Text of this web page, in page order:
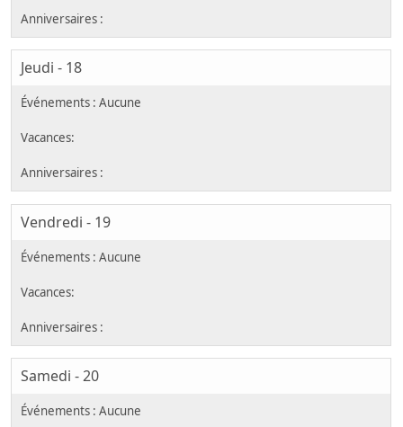
Jeudi - 18
Vendredi - 19
Samedi - 20